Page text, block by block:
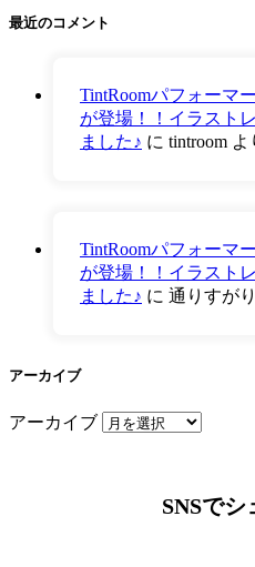
最近のコメント
TintRoomパフォーマ
が登場！！イラスト
ました♪ に tintroom よ
TintRoomパフォーマ
が登場！！イラスト
ました♪ に 通りすがり
アーカイブ
アーカイブ
SNSでシ